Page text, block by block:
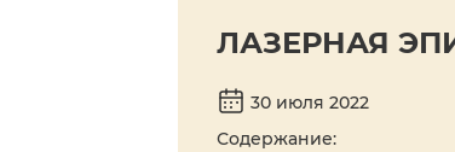
ЛАЗЕРНАЯ
30 июля 2022
Содержание: